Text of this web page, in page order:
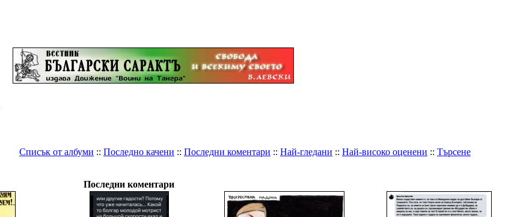
Списък от албуми :: Последно качени :: Последни коментари :: Най-гледани :: Най-високо оценени :: Търсене
Последни коментари